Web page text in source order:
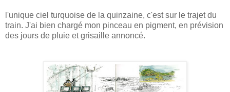
l'unique ciel turquoise de la quinzaine, c'est sur le trajet du
train. J'ai bien chargé mon pinceau en pigment, en prévision
des jours de pluie et grisaille annoncé.